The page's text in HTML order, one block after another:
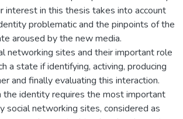
interest in this thesis takes into account
problematic and the pinpoints of the
aroused by the new media.
networking sites and their important role
a state if identifying, activing, producing
and finally evaluating this interaction.
the identity requires the most important
social networking sites, considered as